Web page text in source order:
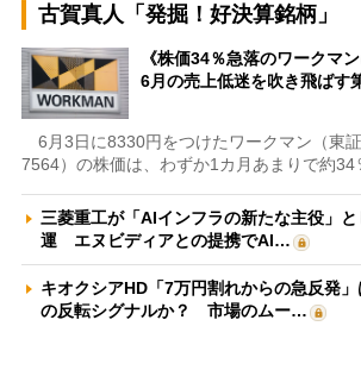
古賀真人「発掘！好決算銘柄」
《株価34％急落のワークマ
6月の売上低迷を吹き飛ばす
6月3日に8330円をつけたワークマン（東証
7564）の株価は、わずか1カ月あまりで約34
三菱重工が「AIインフラの新たな主役」
運 エヌビディアとの提携でAI…
キオクシアHD「7万円割れからの急反発
の反転シグナルか？ 市場のムー…